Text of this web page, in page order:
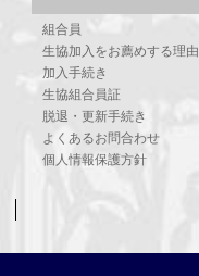
組合員
生協加入をお薦めする理由
加入手続き
生協組合員証
脱退・更新手続き
よくあるお問合わせ
個人情報保護方針